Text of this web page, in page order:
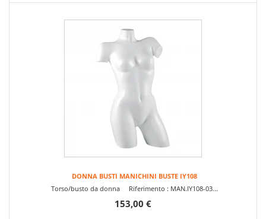
DONNA BUSTI MANICHINI BUSTE IY108
Torso/busto da donna Riferimento : MAN.IY108-03...
153,00 €